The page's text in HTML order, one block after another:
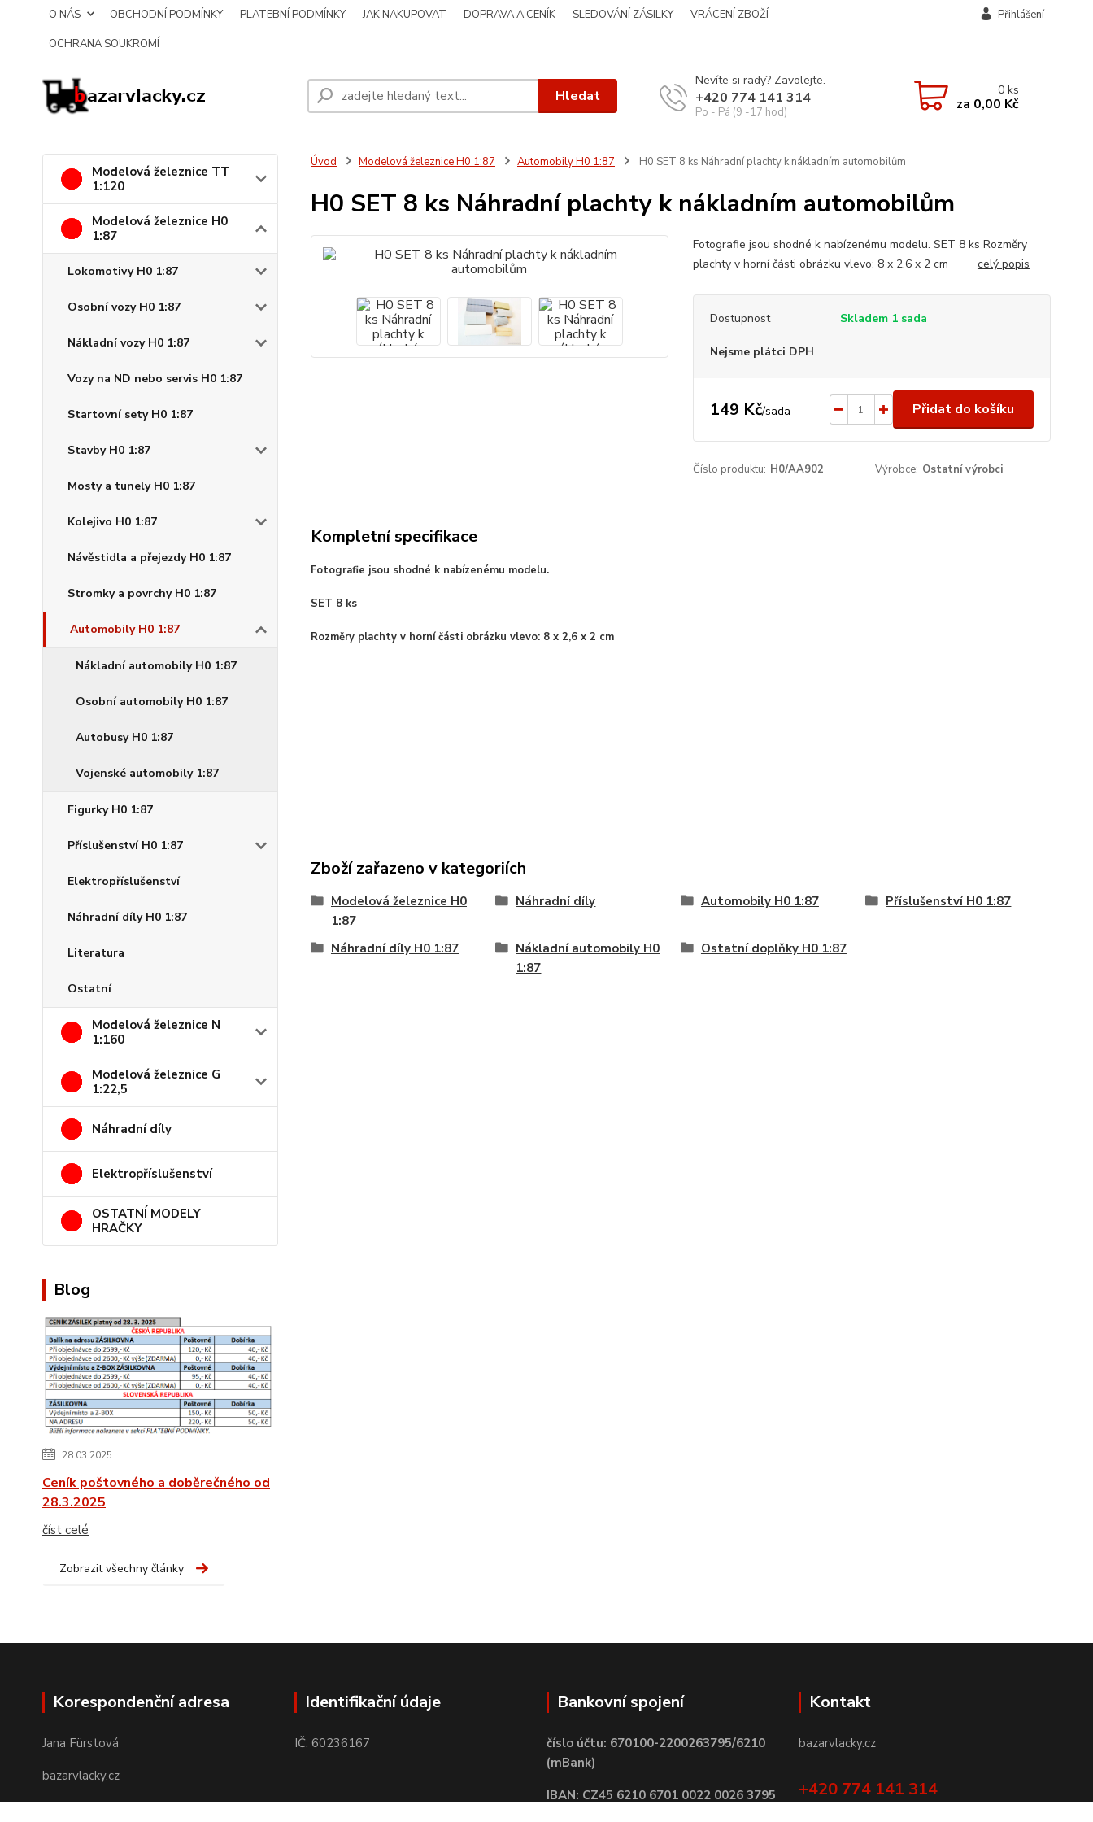
O NÁS OBCHODNÍ PODMÍNKY PLATEBNÍ PODMÍNKY JAK NAKUPOVAT DOPRAVA A CENÍK SLEDOVÁNÍ ZÁSILKY
VRÁCENÍ ZBOŽÍ
OCHRANA SOUKROMÍ
Přihlášení
Hledat
Nevíte si rady? Zavolejte.
+420 774 141 314
Po - Pá (9 -17 hod)
0ks
za 0,00 Kč
Modelová železnice TT
1:120
Modelová železnice H0
1:87
Lokomotivy H0 1:87
Osobní vozy H0 1:87
Nákladní vozy H0 1:87
Vozy na ND nebo servis H0 1:87
Startovní sety H0 1:87
Stavby H0 1:87
Mosty a tunely H0 1:87
Kolejivo H0 1:87
Návěstidla a přejezdy H0 1:87
Stromky a povrchy H0 1:87
Automobily H0 1:87
Nákladní automobily H0 1:87
Osobní automobily H0 1:87
Autobusy H0 1:87
Vojenské automobily 1:87
Figurky H0 1:87
Příslušenství H0 1:87
Elektropříslušenství
Náhradní díly H0 1:87
Literatura
Ostatní
Modelová železnice N
1:160
Modelová železnice G
1:22,5
Náhradní díly
Elektropříslušenství
OSTATNÍ MODELY
HRAČKY
Blog
28.03.2025
Ceník poštovného a doběrečného od
28.3.2025
číst celé
Zobrazit všechny články
Úvod Modelová železnice H0 1:87 Automobily H0 1:87 H0 SET 8 ks Náhradní plachty k nákladním automobilům
H0 SET 8 ks Náhradní plachty k nákladním automobilům
Fotografie jsou shodné k nabízenému modelu. SET 8 ks Rozměry
plachty v horní části obrázku vlevo: 8 x 2,6 x 2 cm celý popis
Dostupnost Skladem 1 sada
Nejsme plátci DPH
149 Kč/sada Přidat do košíku
Číslo produktu: H0/AA902 Výrobce: Ostatní výrobci
Kompletní specifikace
Fotografie jsou shodné k nabízenému modelu.
SET 8 ks
Rozměry plachty v horní části obrázku vlevo: 8 x 2,6 x 2 cm
Zboží zařazeno v kategoriích
Modelová železnice H0
1:87
Náhradní díly Automobily H0 1:87 Příslušenství H0 1:87
Náhradní díly H0 1:87
Nákladní automobily H0
1:87
Ostatní doplňky H0 1:87
Korespondenční adresa
Jana Fürstová
bazarvlacky.cz
Identifikační údaje
IČ: 60236167
Bankovní spojení
číslo účtu: 670100-2200263795/6210
(mBank)
IBAN: CZ45 6210 6701 0022 0026 3795
Kontakt
bazarvlacky.cz
+420 774 141 314